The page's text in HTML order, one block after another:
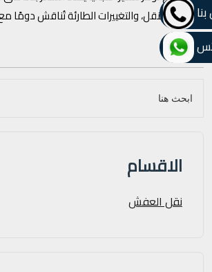
وصعوبة النقل، والتغييرات الطارئة تُناقش دومًا
الاقسام
نقل العفش